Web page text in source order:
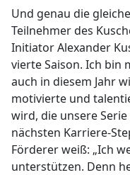
Und genau die
Teilnehmer des
Initiator Alexander
vierte Saison. Ich bin
auch in diesem Jahr
motivierte und
wird, die unsere
nächsten Karriere-
Förderer weiß: „Ich
unterstützen. Denn